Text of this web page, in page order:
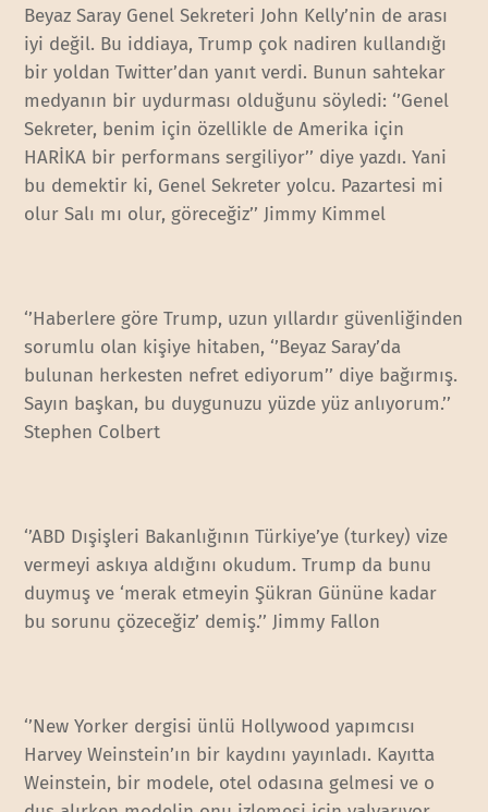
Beyaz Saray Genel Sekreteri John Kelly’nin de arası
iyi değil. Bu iddiaya, Trump çok nadiren kullandığı
bir yoldan Twitter’dan yanıt verdi. Bunun sahtekar
medyanın bir uydurması olduğunu söyledi: ‘’Genel
Sekreter, benim için özellikle de Amerika için
HARİKA bir performans sergiliyor’’ diye yazdı. Yani
bu demektir ki, Genel Sekreter yolcu. Pazartesi mi
olur Salı mı olur, göreceğiz’’ Jimmy Kimmel
‘’Haberlere göre Trump, uzun yıllardır güvenliğinden
sorumlu olan kişiye hitaben, ‘’Beyaz Saray’da
bulunan herkesten nefret ediyorum’’ diye bağırmış.
Sayın başkan, bu duygunuzu yüzde yüz anlıyorum.’’
Stephen Colbert
‘’ABD Dışişleri Bakanlığının Türkiye’ye (turkey) vize
vermeyi askıya aldığını okudum. Trump da bunu
duymuş ve ‘merak etmeyin Şükran Gününe kadar
bu sorunu çözeceğiz’ demiş.’’ Jimmy Fallon
‘’New Yorker dergisi ünlü Hollywood yapımcısı
Harvey Weinstein’ın bir kaydını yayınladı. Kayıtta
Weinstein, bir modele, otel odasına gelmesi ve o